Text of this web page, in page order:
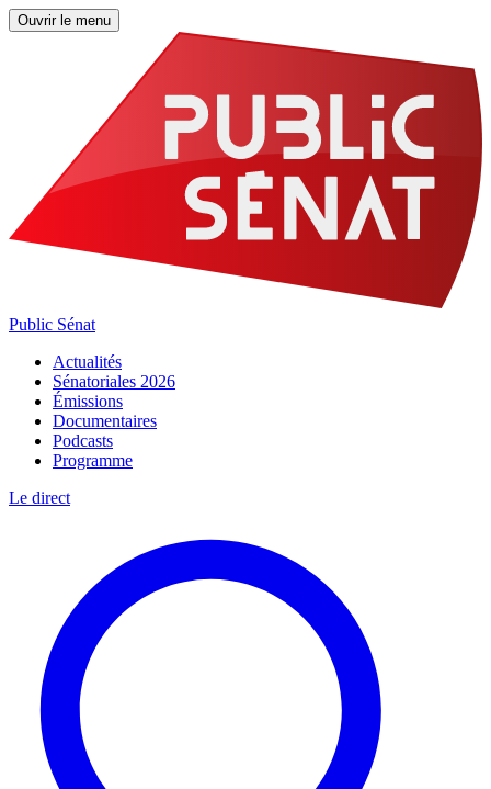
Ouvrir le menu
Public Sénat
Actualités
Sénatoriales 2026
Émissions
Documentaires
Podcasts
Programme
Le direct